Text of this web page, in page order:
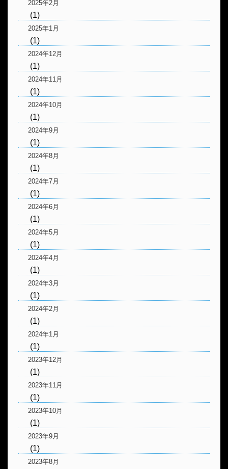
2025年2月
(1)
2025年1月
(1)
2024年12月
(1)
2024年11月
(1)
2024年10月
(1)
2024年9月
(1)
2024年8月
(1)
2024年7月
(1)
2024年6月
(1)
2024年5月
(1)
2024年4月
(1)
2024年3月
(1)
2024年2月
(1)
2024年1月
(1)
2023年12月
(1)
2023年11月
(1)
2023年10月
(1)
2023年9月
(1)
2023年8月